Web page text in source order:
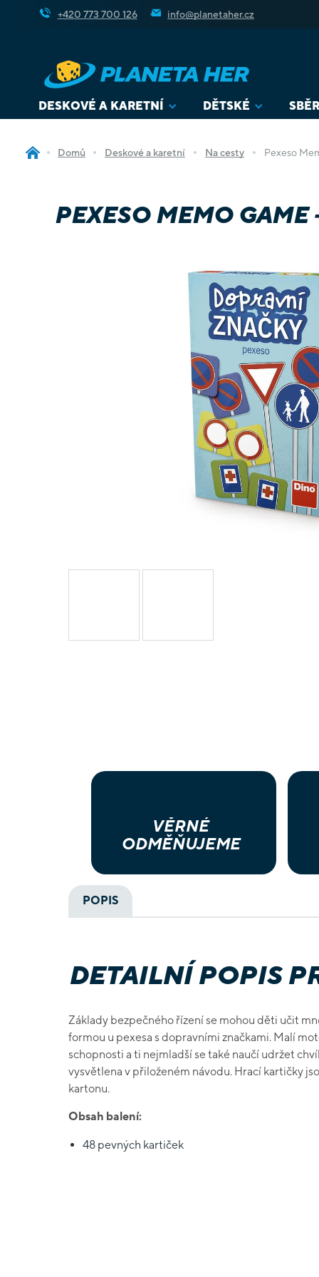
+420 773 700 126 info@planetaher.cz
DESKOVÉ A KARETNÍ DĚTSKÉ
Domů Deskové a karetní Na cesty Pexeso
PEXESO MEMO
VĚRNÉ
ODMĚŇUJEME
POPIS
DETAILNÍ POPIS
Základy bezpečného řízení se mohou děti učit
formou u pexesa s dopravními značkami. Malí
schopnosti a ti nejmladší se také naučí udržet
vysvětlena v přiloženém návodu. Hrací kartičky
kartonu.
Obsah balení:
48 pevných kartiček